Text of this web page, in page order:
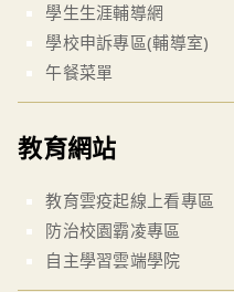
學生生涯輔導網
學校申訴專區(輔導室)
午餐菜單
教育網站
教育雲疫起線上看專區
防治校園霸凌專區
自主學習雲端學院